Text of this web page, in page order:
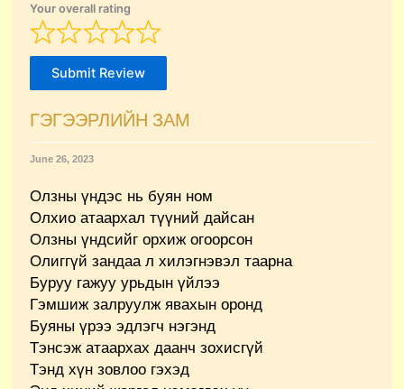
Your overall rating
Submit Review
ГЭГЭЭРЛИЙН ЗАМ
June 26, 2023
Олзны үндэс нь буян ном
Олхио атаархал түүний дайсан
Олзны үндсийг орхиж огоорсон
Олиггүй зандаа л хилэгнэвэл таарна
Буруу гажуу урьдын үйлээ
Гэмшиж залруулж явахын оронд
Буяны үрээ эдлэгч нэгэнд
Тэнсэж атаархах даанч зохисгүй
Тэнд хүн зовлоо гэхэд